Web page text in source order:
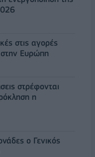
στις αγορές
στην Ευρώπη
στρέφονται
η
ο Γενικός